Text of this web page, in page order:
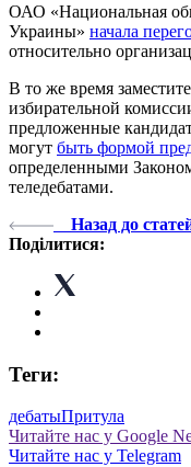
ОАО «Национальная
Украины» начала
относительно
В то же время
избирательной
предложенные
могут быть формой
определенными
теледебатами.
Назад до
Поділитися:
Теги:
дебатыПритула
Читайте нас у Google
Читайте нас у Telegram